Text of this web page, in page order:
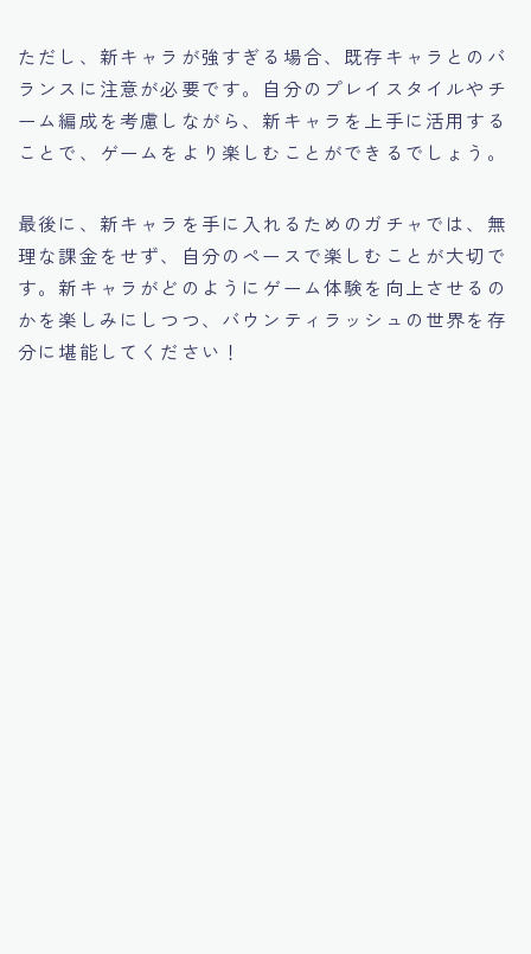
ただし、新キャラが強すぎる場合、既存キャラとのバ
ランスに注意が必要です。自分のプレイスタイルやチ
ーム編成を考慮しながら、新キャラを上手に活用する
ことで、ゲームをより楽しむことができるでしょう。
最後に、新キャラを手に入れるためのガチャでは、無
理な課金をせず、自分のペースで楽しむことが大切で
す。新キャラがどのようにゲーム体験を向上させるの
かを楽しみにしつつ、バウンティラッシュの世界を存
分に堪能してください！